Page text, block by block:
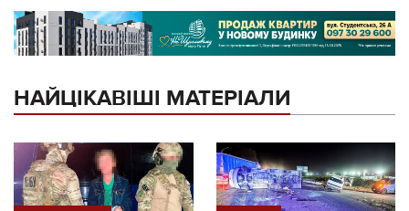
НАЙЦІКАВІШІ МАТЕРІАЛИ